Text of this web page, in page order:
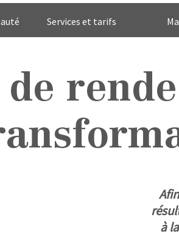
Services et tarifs
à